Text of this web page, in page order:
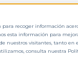
recoger información
esta información para
nuestros visitantes, tanto en
consulta nuestra